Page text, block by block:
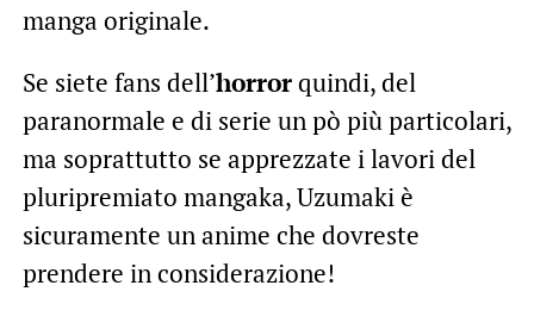
manga originale.
Se siete fans dell’horrorquindi, del
paranormale e di serie un pò più particolari,
ma soprattutto se apprezzate i lavori del
pluripremiato mangaka, Uzumaki è
sicuramente un anime che dovreste
prendere in considerazione!